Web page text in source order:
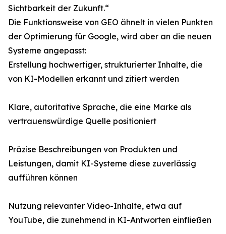
Sichtbarkeit der Zukunft.“
Die Funktionsweise von GEO ähnelt in vielen Punkten
der Optimierung für Google, wird aber an die neuen
Systeme angepasst:
Erstellung hochwertiger, strukturierter Inhalte, die
von KI-Modellen erkannt und zitiert werden
Klare, autoritative Sprache, die eine Marke als
vertrauenswürdige Quelle positioniert
Präzise Beschreibungen von Produkten und
Leistungen, damit KI-Systeme diese zuverlässig
aufführen können
Nutzung relevanter Video-Inhalte, etwa auf
YouTube, die zunehmend in KI-Antworten einfließen